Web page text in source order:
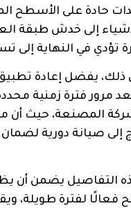
حادة على الأسطح
إلى خدش طبقة
في النهاية إلى
ذلك، يفضل إعادة
مرور فترة زمنية
المصنعة، حيث أن
إلى صيانة دورية
التفاصيل يضمن أن
فعالًا لفترة طويلة،